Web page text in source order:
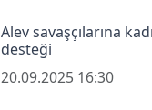
Alev savaşçılarına
desteği
20.09.2025 16:30